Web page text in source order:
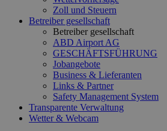
Zoll und Steuern
Betreiber gesellschaft
Betreiber gesellschaft
ABD Airport AG
GESCHÄFTSFÜHRUNG
Jobangebote
Business & Lieferanten
Links & Partner
Safety Management System
Transparente Verwaltung
Wetter & Webcam